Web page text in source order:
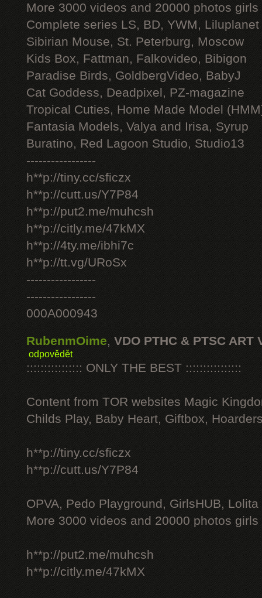
More 3000 videos and 20000 photos
Complete series LS, BD, YWM, Liluplanet
Sibirian Mouse, St. Peterburg, Moscow
Kids Box, Fattman, Falkovideo, Bibigon
Paradise Birds, GoldbergVideo, BabyJ
Cat Goddess, Deadpixel, PZ-magazine
Tropical Cuties, Home Made Model
Fantasia Models, Valya and Irisa, Syrup
Buratino, Red Lagoon Studio, Studio13
-----------------
h**p://tiny.cc/sficzx
h**p://cutt.us/Y7P84
h**p://put2.me/muhcsh
h**p://citly.me/47kMX
h**p://4ty.me/ibhi7c
h**p://tt.vg/URoSx
-----------------
-----------------
000A000943
RubenmOime, VDO PTHC & PTSC ART
odpovědět
:::::::::::::::: ONLY THE BEST ::::::::::::::::
Content from TOR websites Magic
Childs Play, Baby Heart, Giftbox,
h**p://tiny.cc/sficzx
h**p://cutt.us/Y7P84
OPVA, Pedo Playground, GirlsHUB, Lolita
More 3000 videos and 20000 photos
h**p://put2.me/muhcsh
h**p://citly.me/47kMX